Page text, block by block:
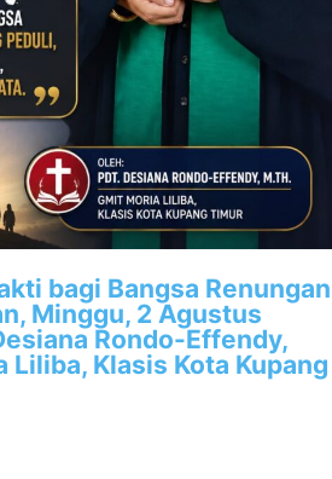
bagi Bangsa Renungan
Minggu, 2 Agustus
Rondo-Effendy,
Liliba, Klasis Kota Kupang